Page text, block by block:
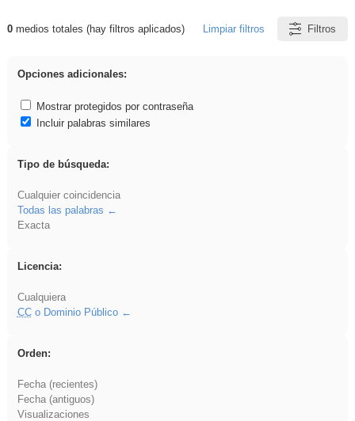
Resultados de: Oral
0medios totales (hay filtros aplicados) Limpiar filtros Filtros
Opciones adicionales:
Mostrar protegidos por contraseña
Incluir palabras similares
Tipo de búsqueda:
Cualquier coincidencia
Todas las palabras
Exacta
Licencia:
Cualquiera
CCo Dominio Público
Orden:
Fecha (recientes)
Fecha (antiguos)
Visualizaciones